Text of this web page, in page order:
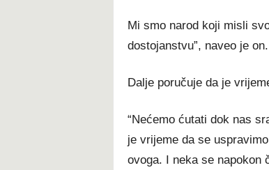
Mi smo narod koji misli
dostojanstvu”, naveo je on.
Dalje poručuje da je
“Nećemo ćutati dok nas
je vrijeme da se
ovoga. I neka se napokon